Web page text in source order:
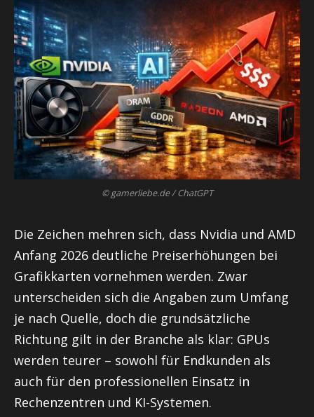
© gamerliebe.de / ChatGPT
Die Zeichen mehren sich, dass Nvidia und AMD
Anfang 2026 deutliche Preiserhöhungen bei
Grafikkarten vornehmen werden. Zwar
unterscheiden sich die Angaben zum Umfang
je nach Quelle, doch die grundsätzliche
Richtung gilt in der Branche als klar: GPUs
werden teurer – sowohl für Endkunden als
auch für den professionellen Einsatz in
Rechenzentren und KI-Systemen.